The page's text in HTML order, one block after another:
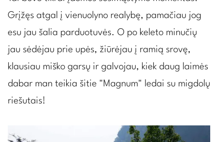
Grįžęs atgal į vienuolyno realybę, pamačiau jog
esu jau šalia parduotuvės. O po keleto minučių
jau sėdėjau prie upės, žiūrėjau į ramią srovę,
klausiau miško garsų ir galvojau, kiek daug laimės
dabar man teikia šitie "Magnum" ledai su migdolų
riešutais!